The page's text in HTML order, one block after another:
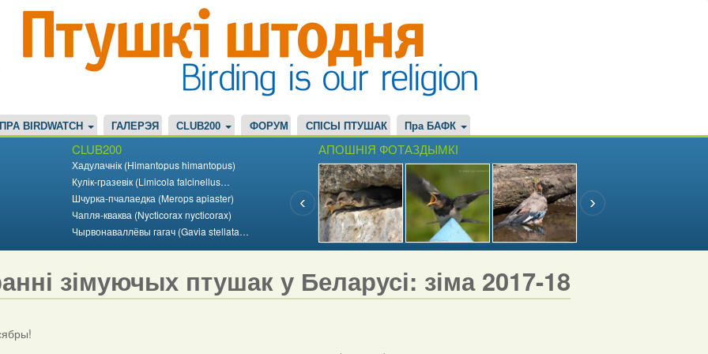
ПРА BIRDWATCH ГАЛЕРЭЯ CLUB200 ФОРУМ СПІСЫ ПТУШАК Пра БАФК
CLUB200
Хадулачнік (Himantopus himantopus)
Кулік-гразевік (Limicola falcinellus…
Шчурка-пчалаедка (Merops apiaster)
Чапля-кваква (Nycticorax nycticorax)
Чырвонаваллёвы гагач (Gavia stellata…
АПОШНІЯ ФОТАЗДЫМКІ
зімуючых птушак у Беларусі: зіма 2017-18